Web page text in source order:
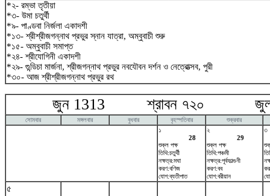
*২- রম্ভা তৃতীয়া
*৩- উমা চতুর্থী
*৯- পাণ্ডবা নির্জলা একাদশী
*১৩- শ্রীশ্রীজগন্নাথ প্রভুর স্নান যাত্রা, অম্বুবাচী শুরু
*১৫- অম্বুবাচী সমাপ্ত
*২৪- শ্রীযোগিনী একাদশী
*২৯- গুন্ডিচা মার্জনা, শ্রীজগন্নাথ প্রভুর নবযৌবন দর্শন ও নেত্রোত্সব, পুরী
*৩০- আজ শ্রীশ্রীজগন্নাথ প্রভুর রথ
জুন 1313 শ্রাবন ৭২০
সোমবার মঙ্গলবার বুধবার বৃহস্পতিবার
শুক্রবার
১
28
শুক্ল পক্ষ
তিথি:চতুর্থী
নক্ষত্র:মঘা
করণ:বণিজ
যোগ:ব্যতীপাত
২
29
শুক্ল পক্ষ
তিথি:পঞ্চমী
নক্ষত্র:পূর্বফাল্গুনী
করণ:বব
যোগ:বরীয়ান
৩
৫